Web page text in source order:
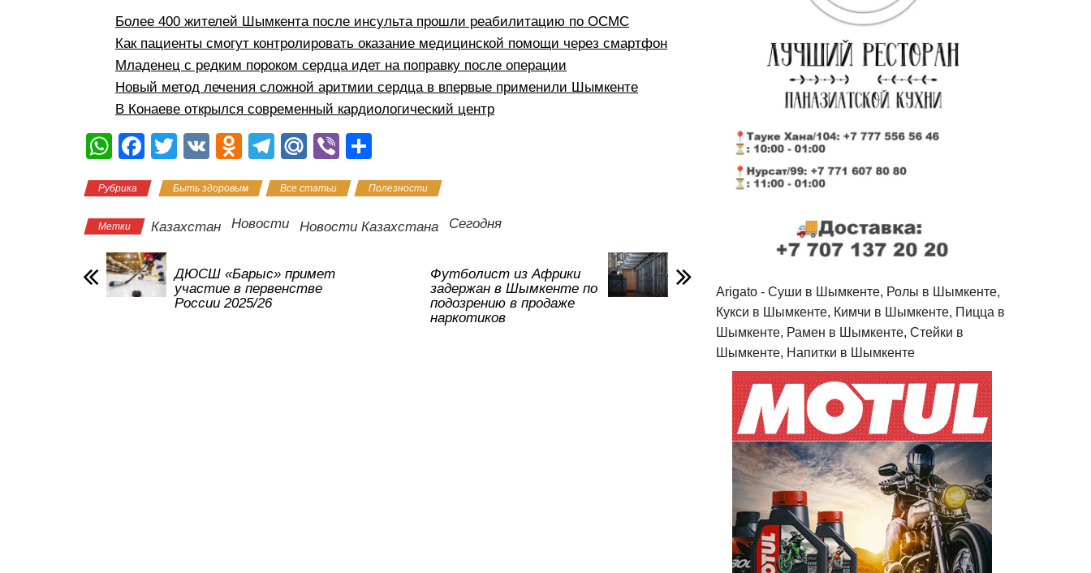
Более 400 жителей Шымкента после инсульта прошли реабилитацию по ОСМС
Как пациенты смогут контролировать оказание медицинской помощи через смартфон
Младенец с редким пороком сердца идет на поправку после операции
Новый метод лечения сложной аритмии сердца в впервые применили Шымкенте
В Конаеве открылся современный кардиологический центр
W
at
s
A
p
p
F
c
e
b
o
o
T
tt
er
V
O
n
o
a
ss
T
e
gr
m
M
.R
u
Vi
er р
а
Рубрика Быть здоровым Все статьи Полезности
Метки Казахстан Новости Новости Казахстана Сегодня
ДЮСШ «Барыс» примет
участие в первенстве
России 2025/26
Футболист из Африки
задержан в Шымкенте по
подозрению в продаже
наркотиков
Arigato - Cуши в Шымкенте, Ролы в Шымкенте,
Кукси в Шымкенте, Кимчи в Шымкенте, Пицца в
Шымкенте, Рамен в Шымкенте, Стейки в
Шымкенте, Напитки в Шымкенте